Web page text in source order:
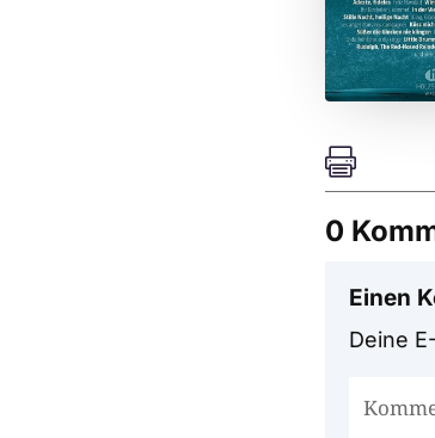

0
Einen
Deine